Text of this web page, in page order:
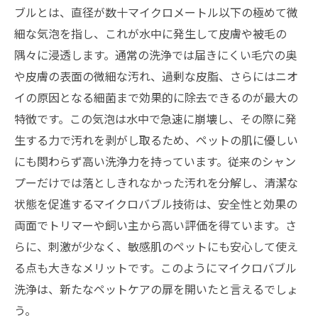
ブルとは、直径が数十マイクロメートル以下の極めて微
細な気泡を指し、これが水中に発生して皮膚や被毛の
隅々に浸透します。通常の洗浄では届きにくい毛穴の奥
や皮膚の表面の微細な汚れ、過剰な皮脂、さらにはニオ
イの原因となる細菌まで効果的に除去できるのが最大の
特徴です。この気泡は水中で急速に崩壊し、その際に発
生する力で汚れを剥がし取るため、ペットの肌に優しい
にも関わらず高い洗浄力を持っています。従来のシャン
プーだけでは落としきれなかった汚れを分解し、清潔な
状態を促進するマイクロバブル技術は、安全性と効果の
両面でトリマーや飼い主から高い評価を得ています。さ
らに、刺激が少なく、敏感肌のペットにも安心して使え
る点も大きなメリットです。このようにマイクロバブル
洗浄は、新たなペットケアの扉を開いたと言えるでしょ
う。